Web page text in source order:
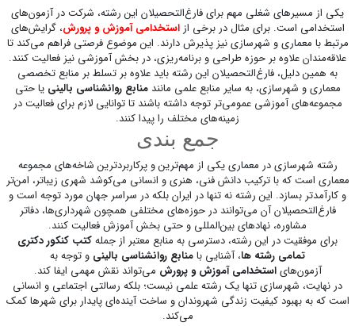
یکی از مسیرهای شغلی مهم برای فارغ‌التحصیلان این رشته، شرکت در آزمون‌های
استخدامی است. برای مثال در برخی ازاستخدامی‌ آموزش و پرورش، گرایش‌های
مرتبط با معماری و شهرسازی نیز پذیرش دارند. این موضوع فرصتی فراهم می‌کند تا
علاقه‌مندان علاوه بر حوزه طراحی و برنامه‌ریزی، در بخش آموزشی نیز فعالیت کنند.
به همین دلیل، فارغ‌التحصیلان این رشته باید علاوه بر تسلط بر منابع تخصصی
معماری و شهرسازی، به سایر منابع علمی مانندمنابع روانشناسی بالینی یا حتی
مجموعه‌های آموزشی عمومی‌تر توجه داشته باشند تا توانایی لازم برای فعالیت در
زمینه‌های مختلف را پیدا کنند.
جمع بندی
رشته شهرسازی در معمارییکی از مهم‌ترین و پرکاربردترین شاخه‌های مجموعه
معماری است که با ترکیب دانش فنی، هنری و انسانی می‌کوشد شهری زیباتر، امن‌تر
و کارآمدتر بسازد. این رشته نه تنها در ایران بلکه در سراسر جهان مورد توجه است و
فارغ‌التحصیلان آن می‌توانند در حوزه‌های مختلفی همچون شهرداری‌ها، دفاتر
مشاوره، نهادهای بین‌المللی و حتی بخش آموزش فعالیت کنند.
برای موفقیت در این رشته، دسترسی به منابع معتبر از جملهکتب کنکور دکتری
تمامی رشته ها، آشنایی بامنابع روانشناسی بالینی و توجه به
آزمون‌هایاستخدامی آموزش و پرورش می‌تواند نقش مهمی ایفا کند.
در نهایت، شهرسازی تنها یک رشته علمی نیست؛ بلکه رسالتی اجتماعی و انسانی
است که به بهبود کیفیت زندگی شهروندان و ساخت آینده‌ای پایدار برای شهرها کمک
می‌کند.